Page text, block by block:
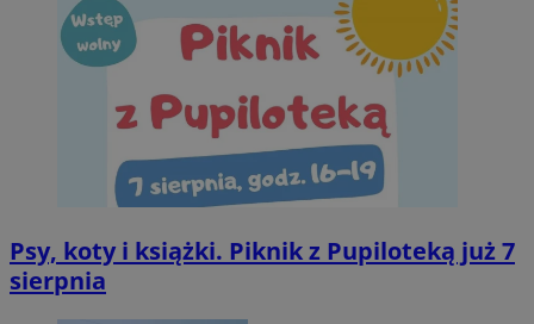
Psy, koty i książki. Piknik z Pupiloteką już 7
sierpnia